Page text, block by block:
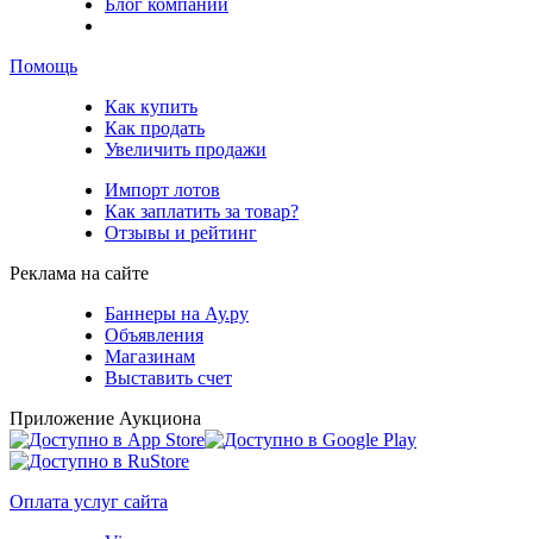
Блог компании
Помощь
Как купить
Как продать
Увеличить продажи
Импорт лотов
Как заплатить за товар?
Отзывы и рейтинг
Реклама на сайте
Баннеры на Ау.ру
Объявления
Магазинам
Выставить счет
Приложение Аукциона
Оплата услуг сайта